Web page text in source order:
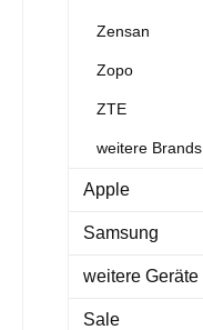
Zensan
Zopo
ZTE
weitere Brands
Apple
Samsung
weitere Geräte
Sale